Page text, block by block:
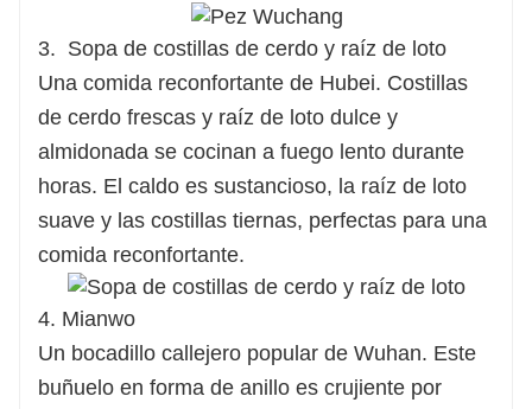
3. Sopa de costillas de cerdo y raíz de loto
Una comida reconfortante de Hubei. Costillas
de cerdo frescas y raíz de loto dulce y
almidonada se cocinan a fuego lento durante
horas. El caldo es sustancioso, la raíz de loto
suave y las costillas tiernas, perfectas para una
comida reconfortante.
4. Mianwo
Un bocadillo callejero popular de Wuhan. Este
buñuelo en forma de anillo es crujiente por